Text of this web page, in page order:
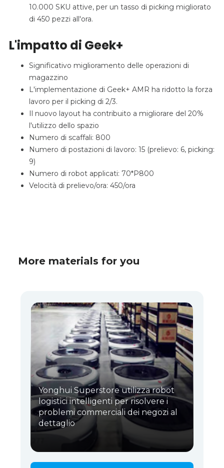
10.000 SKU attive, per un tasso di picking migliorato
di 450 pezzi all'ora.
L'impatto di Geek+
Significativo miglioramento delle operazioni di
magazzino
L'implementazione di Geek+ AMR ha ridotto la forza
lavoro per il picking di 2/3.
Il nuovo layout ha contribuito a migliorare del 20%
l'utilizzo dello spazio
Numero di scaffali: 800
Numero di postazioni di lavoro: 15 (prelievo: 6, picking:
9)
Numero di robot applicati: 70*P800
Velocità di prelievo/ora: 450/ora
More materials for you
Yonghui Superstore utilizza robot
logistici intelligenti per risolvere i
problemi commerciali dei negozi al
dettaglio